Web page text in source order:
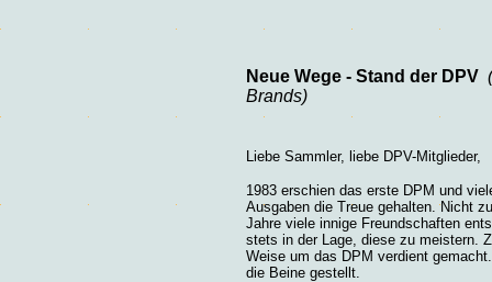
Neue Wege - Stand der DPV
Brands)
Liebe Sammler, liebe DPV-Mitglieder,
1983 erschien das erste DPM und
Ausgaben die Treue gehalten. Nicht
Jahre viele innige Freundschaften
stets in der Lage, diese zu meistern.
Weise um das DPM verdient
die Beine gestellt.